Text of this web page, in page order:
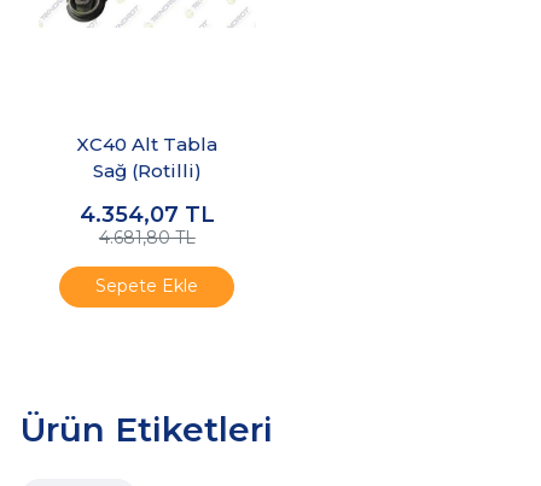
XC40 Alt Tabla
Sağ (Rotilli)
4.354,07 TL
4.681,80 TL
Sepete Ekle
Ürün Etiketleri